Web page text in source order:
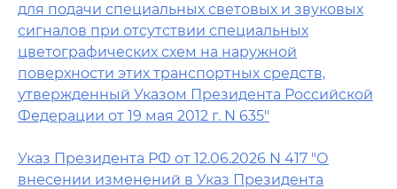
для подачи специальных световых и звуковых
сигналов при отсутствии специальных
цветографических схем на наружной
поверхности этих транспортных средств,
утвержденный Указом Президента Российской
Федерации от 19 мая 2012 г. N 635"
Указ Президента РФ от 12.06.2026 N 417 "О
внесении изменений в Указ Президента